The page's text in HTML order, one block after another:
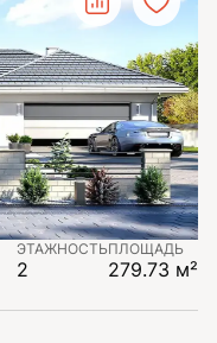
ЭТАЖНОСТЬ
2
ПЛОЩАДЬ
279.73 м²